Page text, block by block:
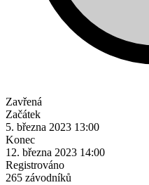
Zavřená
Začátek
5. března 2023 13:00
Konec
12. března 2023 14:00
Registrováno
265 závodníků